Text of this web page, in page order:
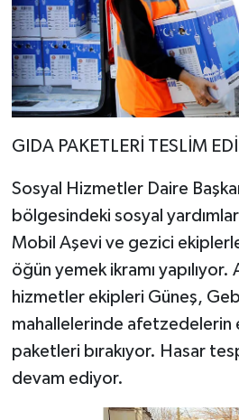
GIDA PAKETLERİ TESLİM
Sosyal Hizmetler Daire
bölgesindeki sosyal
Mobil Aşevi ve gezici
öğün yemek ikramı yapılıyor.
hizmetler ekipleri Güneş,
mahallelerinde afetzedelerin
paketleri bırakıyor. Hasar
devam ediyor.